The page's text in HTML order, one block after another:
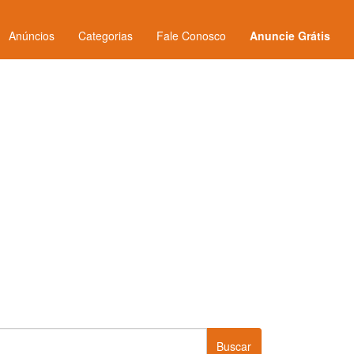
Anúncios Categorias Fale Conosco Anuncie Grátis
Buscar